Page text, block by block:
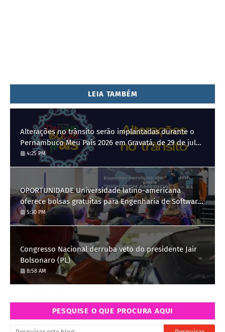
LEIA TAMBÉM
Alterações no trânsito serão implantadas durante o
Pernambuco Meu País 2026 em Gravatá, de 29 de julho
a 3 de agosto
4:25 PM
OPORTUNIDADE Universidade latino-americana
oferece bolsas gratuitas para Engenharia de Software;
saiba como se candidatar
5:30 PM
Congresso Nacional derruba veto do presidente Jair
Bolsonaro (PL)
8:58 AM
PESQUISE O QUE PROCURA AQUI